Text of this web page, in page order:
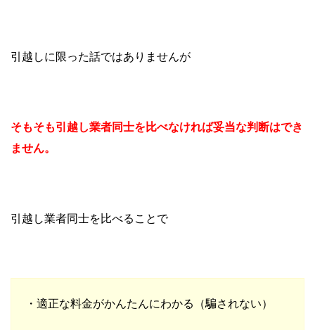
引越しに限った話ではありませんが
そもそも引越し業者同士を比べなければ妥当な判断はでき
ません。
引越し業者同士を比べることで
・適正な料金がかんたんにわかる（騙されない）